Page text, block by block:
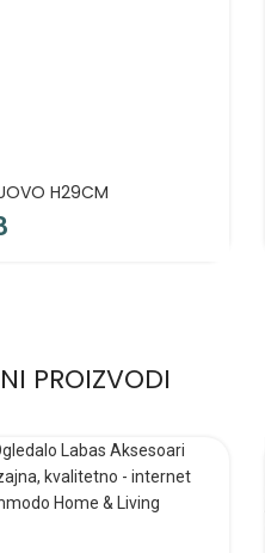
H29CM
PROIZVODI